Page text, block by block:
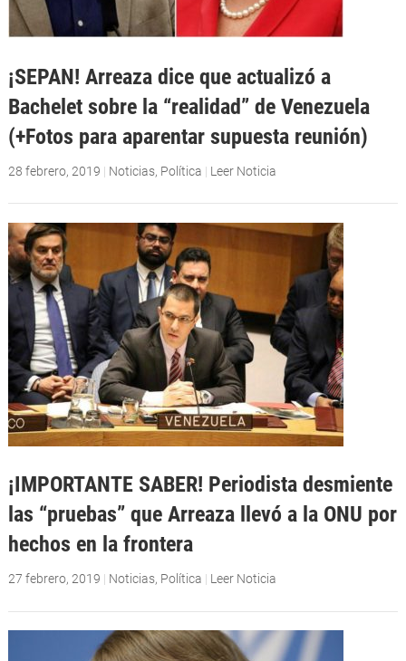
¡SEPAN! Arreaza dice que actualizó a
Bachelet sobre la “realidad” de Venezuela
(+Fotos para aparentar supuesta reunión)
28 febrero, 2019 | Noticias, Política | Leer Noticia
¡IMPORTANTE SABER! Periodista desmiente
las “pruebas” que Arreaza llevó a la ONU por
hechos en la frontera
27 febrero, 2019 | Noticias, Política | Leer Noticia